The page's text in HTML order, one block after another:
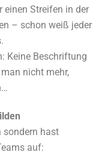
einen Streifen in der
– schon weiß jeder
Keine Beschriftung
nicht mehr,
sondern hast
auf: